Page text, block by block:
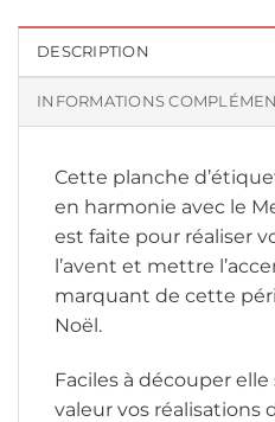
DESCRIPTION
INFORMATIONS
Cette planche
en harmonie avec le
est faite pour réaliser
l’avent et mettre
marquant de cette
Noël.
Faciles à découper
valeur vos réalisations